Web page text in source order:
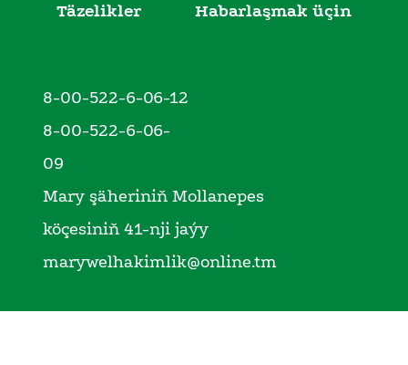
Täzelikler
Habarlaşmak üçin
8-00-522-6-06-12
8-00-522-6-06-
09
Mary şäheriniň Mollanepes
köçesiniň 41-nji jaýy
marywelhakimlik@online.tm